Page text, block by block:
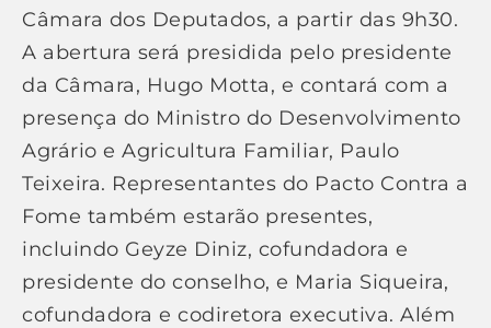
Câmara dos Deputados, a partir das 9h30.
A abertura será presidida pelo presidente
da Câmara, Hugo Motta, e contará com a
presença do Ministro do Desenvolvimento
Agrário e Agricultura Familiar, Paulo
Teixeira. Representantes do Pacto Contra a
Fome também estarão presentes,
incluindo Geyze Diniz, cofundadora e
presidente do conselho, e Maria Siqueira,
cofundadora e codiretora executiva. Além